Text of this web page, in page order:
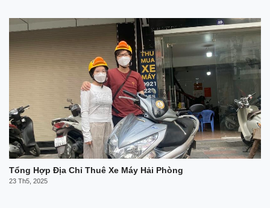
Tổng Hợp Địa Chỉ Thuê Xe Máy Hải Phòng
23 Th5, 2025